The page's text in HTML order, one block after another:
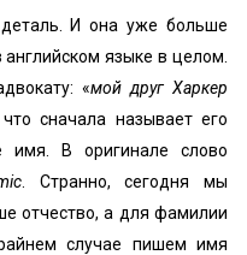
И она уже больше
языке в целом.
«мой друг Харкер
сначала называет его
В оригинале слово
. Странно, сегодня мы
отчество, а для фамилии
случае пишем имя